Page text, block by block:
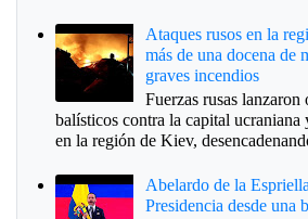
Ataques rusos en la
más de una docena de
graves incendios
Fuerzas rusas lanzaron
balísticos contra la capital ucraniana
en la región de Kiev,
Abelardo de la
Presidencia desde una